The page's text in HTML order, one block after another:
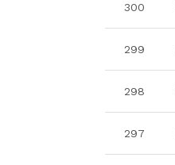
300
299
298
297